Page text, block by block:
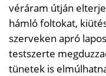
véráram útján
hámló foltokat,
szerveken apró
testszerte
tünetek is